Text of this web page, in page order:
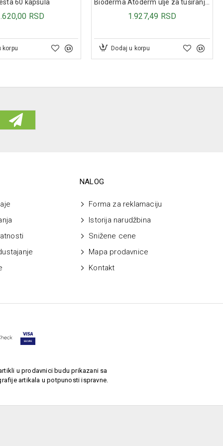
60 kapsula
RSD
korpu
1.927,49 RSD
Dodaj u korpu
NALOG
Forma za reklamaciju
Istorija narudžbina
Snižene cene
Mapa prodavnice
Kontakt
u prodavnici budu prikazani sa
artikala u potpunosti ispravne.